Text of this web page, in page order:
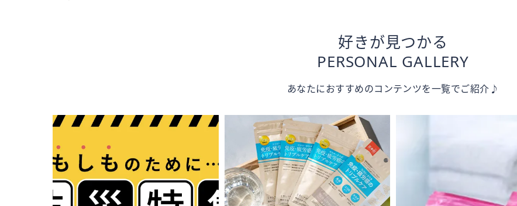
好きが見つかる
PERSONAL GALLERY
あなたにおすすめのコンテンツを一覧でご紹介♪